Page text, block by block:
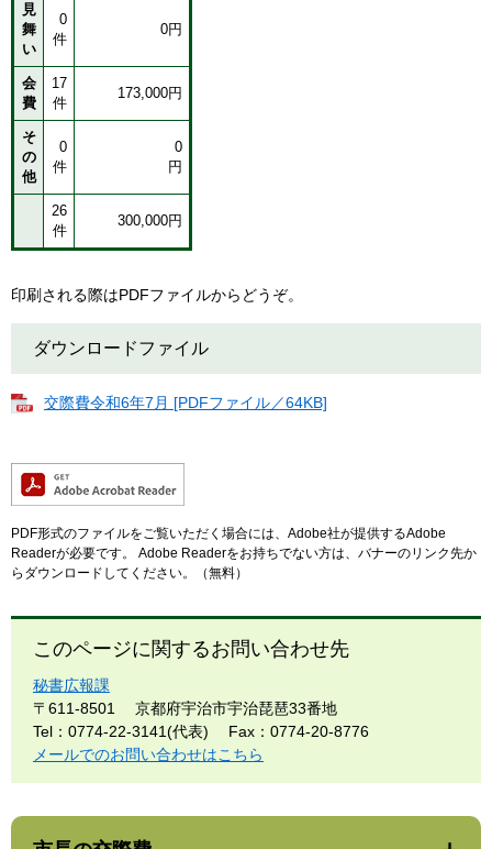
見
舞
い
0
件
0円
会
費
17
件
173,000円
そ
の
他
0
件
0
円
26
件
300,000円
印刷される際はPDFファイルからどうぞ。
ダウンロードファイル
交際費令和6年7月 [PDFファイル／64KB]
PDF形式のファイルをご覧いただく場合には、Adobe社が提供するAdobe
Readerが必要です。
Adobe Readerをお持ちでない方は、バナーのリンク先か
らダウンロードしてください。（無料）
このページに関するお問い合わせ先
秘書広報課
〒611-8501
京都府宇治市宇治琵琶33番地
Tel：0774-22-3141(代表)
Fax：0774-20-8776
メールでのお問い合わせはこちら